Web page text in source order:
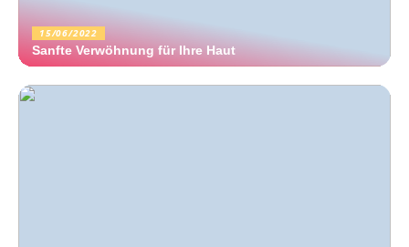
15/06/2022
Sanfte Verwöhnung für Ihre Haut